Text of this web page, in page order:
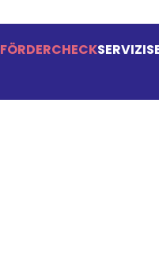
FÖRDERCHECKSERVIZI